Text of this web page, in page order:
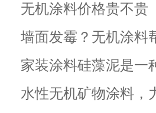
无机涂料价格贵不贵
墙面发霉？无机涂料
家装涂料硅藻泥是
水性无机矿物涂料